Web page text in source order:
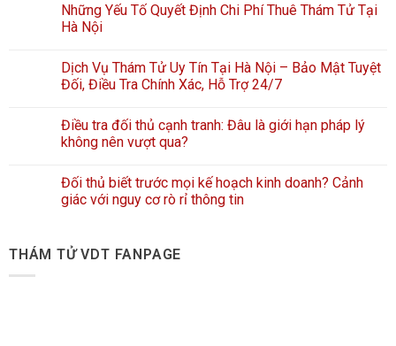
Những Yếu Tố Quyết Định Chi Phí Thuê Thám Tử Tại
Hà Nội
Dịch Vụ Thám Tử Uy Tín Tại Hà Nội – Bảo Mật Tuyệt
Đối, Điều Tra Chính Xác, Hỗ Trợ 24/7
Điều tra đối thủ cạnh tranh: Đâu là giới hạn pháp lý
không nên vượt qua?
Đối thủ biết trước mọi kế hoạch kinh doanh? Cảnh
giác với nguy cơ rò rỉ thông tin
THÁM TỬ VDT FANPAGE